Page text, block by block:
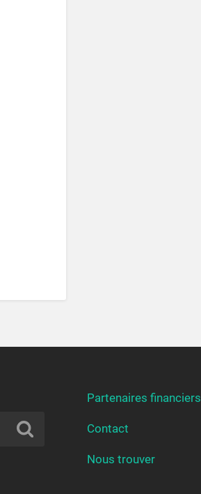
Partenaires financiers
Contact
Nous trouver